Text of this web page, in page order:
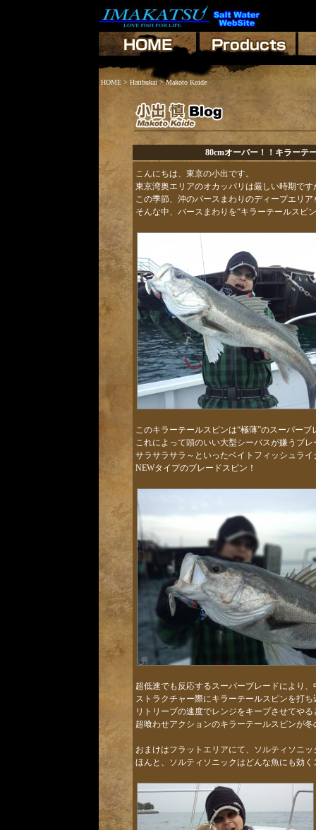
HOME > Hatibukai> Makoto Koide
80cmオーバー！！キラーテ
こんにちは、東京の小出です。
東京湾奥エリアのオカッパリは厳しい時期で
この季節、沖のバースまわりのディープエリ
そんな中、バースまわりを“キラーテールスピ
このキラーテールスピンは“極薄”のスーパーブ
これによって頭のいい大型シーバスが嫌うブ
サラサラサラ～といったベイトフィッシュラ
NEWタイプのブレードスピン！
超低速でも反応するスーパーブレードにより
ストラクチャー際にキラーテールスピンを打
リトリーブの速度でレンジをキープさせてや
超喰わせアクションのキラーテールスピンが
おまけはフラットエリアにて、ソルティソニ
ほんと、ソルティソニックはどんな魚にも効